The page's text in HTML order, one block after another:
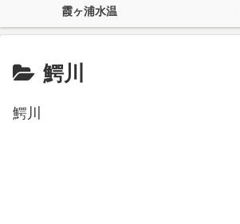
霞ヶ浦水温
鰐川
鰐川